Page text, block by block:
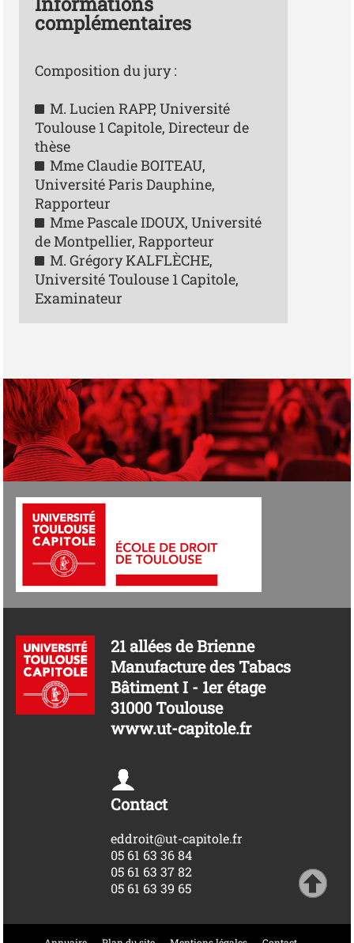
complémentaires
Composition du jury :
M. Lucien RAPP, Université
Toulouse 1 Capitole, Directeur de
thèse
Mme Claudie BOITEAU,
Université Paris Dauphine,
Rapporteur
Mme Pascale IDOUX, Université
de Montpellier, Rapporteur
M. Grégory KALFLÈCHE,
Université Toulouse 1 Capitole,
Examinateur
21 allées de Brienne
Manufacture des Tabacs
Bâtiment I - 1er étage
31000 Toulouse
www.ut-capitole.fr
Contact
eddroit@ut-capitole.fr
05 61 63 36 84
05 61 63 37 82
05 61 63 39 65